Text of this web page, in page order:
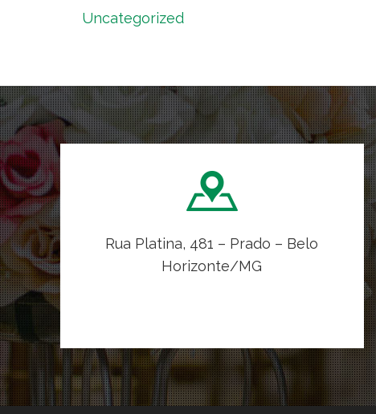
Uncategorized
Rua Platina, 481 – Prado – Belo
Horizonte/MG